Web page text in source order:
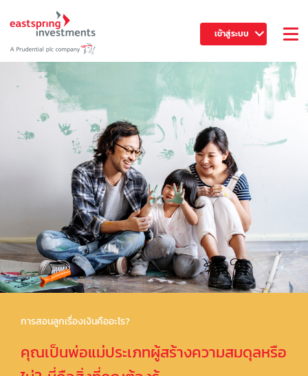
เข้าสู่ระบบ
การสอนลูกเรื่องเงินคืออะไร?
คุณเป็นพ่อแม่ประเภทผู้สร้างความสมดุลหรือ